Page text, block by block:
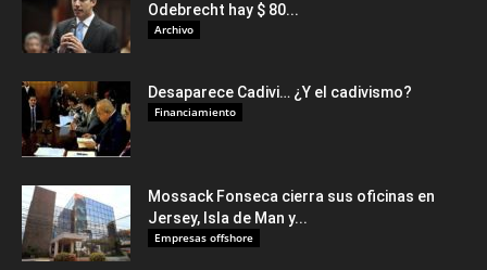
Odebrecht hay $ 80...
Archivo
Desaparece Cadivi… ¿Y el cadivismo?
Financiamiento
Mossack Fonseca cierra sus oficinas en
Jersey, Isla de Man y...
Empresas offshore